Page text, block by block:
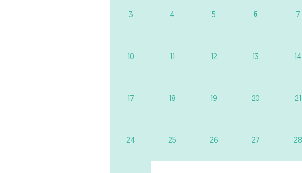
3 4 5 6 7
10 11 12 13 14
17 18 19 20 21
24 25 26 27 28